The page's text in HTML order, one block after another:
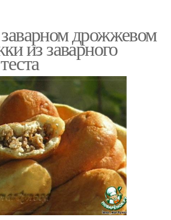
дрожжевом
из заварного